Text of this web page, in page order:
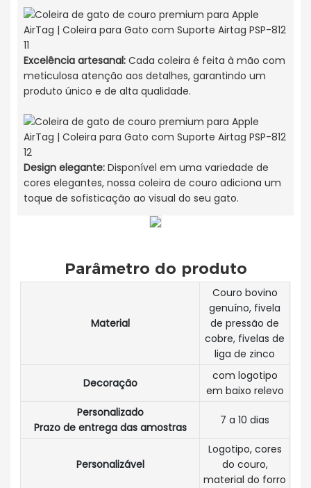
Excelência artesanal:Cada coleira é feita à mão com
meticulosa atenção aos detalhes, garantindo um
produto único e de alta qualidade.
Design elegante:Disponível em uma variedade de
cores elegantes, nossa coleira de couro adiciona um
toque de sofisticação ao visual do seu gato.
Parâmetro do produto
Material
Couro bovino
genuíno, fivela
de pressão de
cobre, fivelas de
liga de zinco
Decoração
com logotipo
em baixo relevo
Personalizado
Prazo de entrega das amostras
7 a 10 dias
Personalizável
Logotipo, cores
do couro,
material do forro